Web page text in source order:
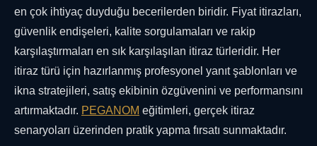
en çok ihtiyaç duyduğu becerilerden biridir. Fiyat itirazları,
güvenlik endişeleri, kalite sorgulamaları ve rakip
karşılaştırmaları en sık karşılaşılan itiraz türleridir. Her
itiraz türü için hazırlanmış profesyonel yanıt şablonları ve
ikna stratejileri, satış ekibinin özgüvenini ve performansını
artırmaktadır. PEGANOM eğitimleri, gerçek itiraz
senaryoları üzerinden pratik yapma fırsatı sunmaktadır.